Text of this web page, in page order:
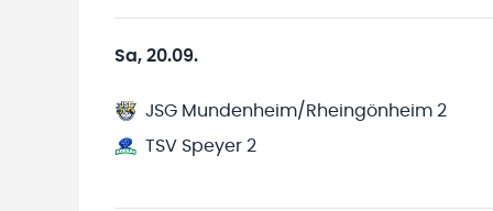
Sa, 20.09.
JSG Mundenheim/Rheingönheim 2
TSV Speyer 2